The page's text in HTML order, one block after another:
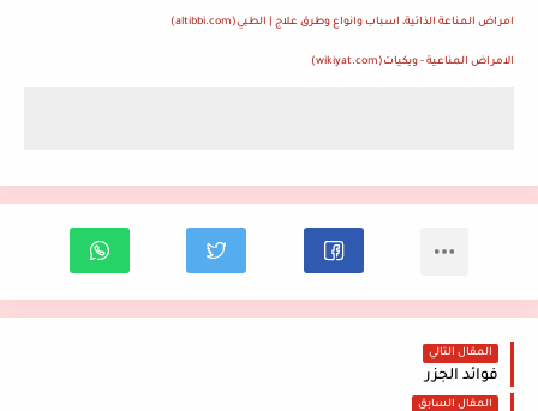
امراض المناعة الذاتية، اسباب وانواع وطرق علاج | الطبي(altibbi.com)
الامراض المناعية - ويكيات (wikiyat.com)
المقال التالي
فوائد الجزر
المقال السابق